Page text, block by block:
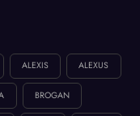
ALEXIS ALEXUS
BROGAN